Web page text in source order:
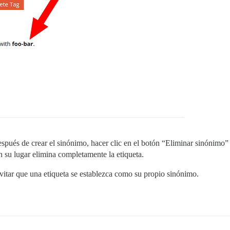
de crear el sinónimo, hacer clic en el botón “Eliminar
su lugar elimina completamente la etiqueta.
que una etiqueta se establezca como su propio sinónimo.